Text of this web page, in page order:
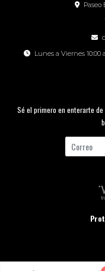
Paseo
Lunes a Viernes 10:00
Sé el primero en enterarte